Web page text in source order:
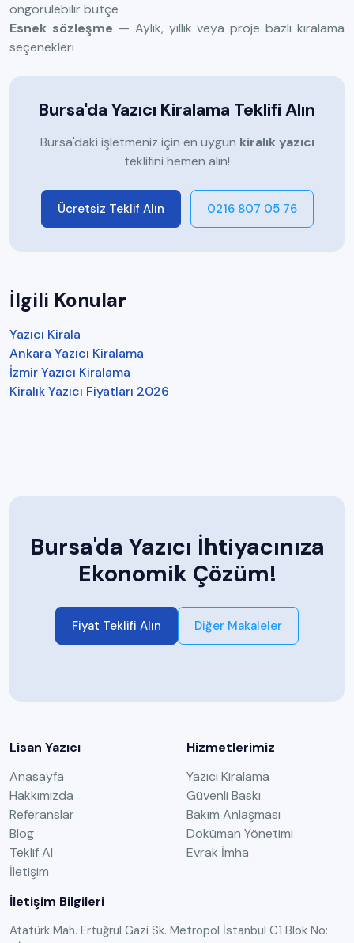
öngörülebilir bütçe
Esnek sözleşme — Aylık, yıllık veya proje bazlı kiralama
seçenekleri
Bursa'da Yazıcı Kiralama Teklifi Alın
Bursa'daki işletmeniz için en uygun kiralık yazıcı
teklifini hemen alın!
Ücretsiz Teklif Alın 0216 807 05 76
İlgili Konular
Yazıcı Kirala
Ankara Yazıcı Kiralama
İzmir Yazıcı Kiralama
Kiralık Yazıcı Fiyatları 2026
Bursa'da Yazıcı İhtiyacınıza
Ekonomik Çözüm!
Fiyat Teklifi Alın Diğer Makaleler
Lisan Yazıcı
Anasayfa
Hakkımızda
Referanslar
Blog
Teklif Al
İletişim
Hizmetlerimiz
Yazıcı Kiralama
Güvenli Baskı
Bakım Anlaşması
Doküman Yönetimi
Evrak İmha
İletişim Bilgileri
Atatürk Mah. Ertuğrul Gazi Sk. Metropol İstanbul C1 Blok No: